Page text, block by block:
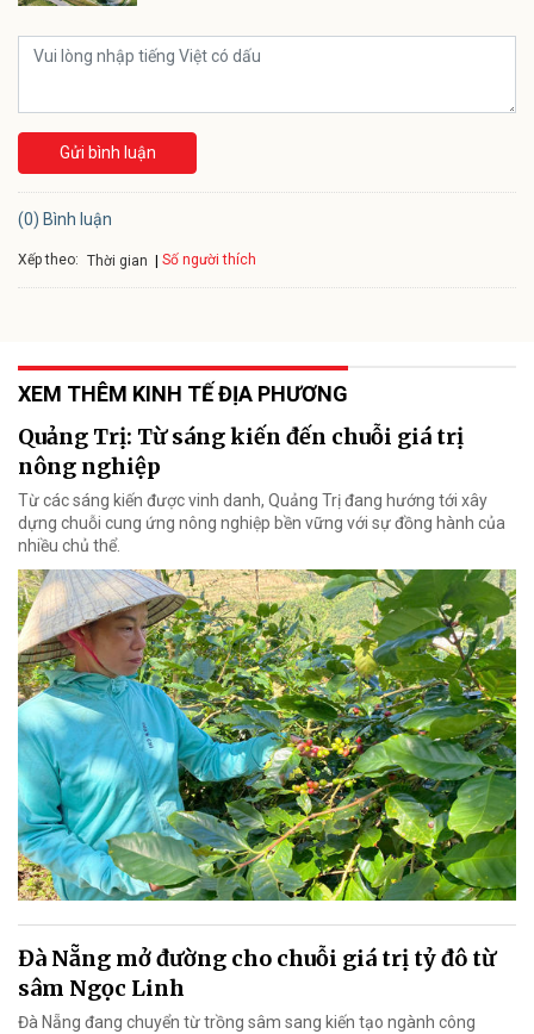
Gửi bình luận
(0) Bình luận
Xếp theo: Thời gian Số người thích
XEM THÊM KINH TẾ ĐỊA PHƯƠNG
Quảng Trị: Từ sáng kiến đến chuỗi giá trị
nông nghiệp
Từ các sáng kiến được vinh danh, Quảng Trị đang hướng tới xây
dựng chuỗi cung ứng nông nghiệp bền vững với sự đồng hành của
nhiều chủ thể.
Đà Nẵng mở đường cho chuỗi giá trị tỷ đô từ
sâm Ngọc Linh
Đà Nẵng đang chuyển từ trồng sâm sang kiến tạo ngành công